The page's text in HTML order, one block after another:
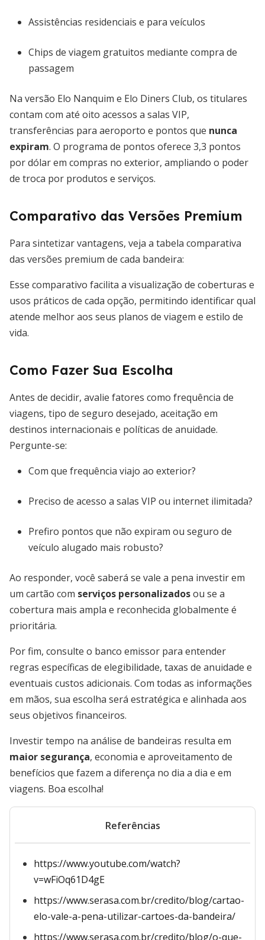
Assistências residenciais e para veículos
Chips de viagem gratuitos mediante compra de
passagem
Na versão Elo Nanquim e Elo Diners Club, os titulares
contam com até oito acessos a salas VIP,
transferências para aeroporto e pontos que nunca
expiram. O programa de pontos oferece 3,3 pontos
por dólar em compras no exterior, ampliando o poder
de troca por produtos e serviços.
Comparativo das Versões Premium
Para sintetizar vantagens, veja a tabela comparativa
das versões premium de cada bandeira:
Esse comparativo facilita a visualização de coberturas e
usos práticos de cada opção, permitindo identificar qual
atende melhor aos seus planos de viagem e estilo de
vida.
Como Fazer Sua Escolha
Antes de decidir, avalie fatores como frequência de
viagens, tipo de seguro desejado, aceitação em
destinos internacionais e políticas de anuidade.
Pergunte-se:
Com que frequência viajo ao exterior?
Preciso de acesso a salas VIP ou internet ilimitada?
Prefiro pontos que não expiram ou seguro de
veículo alugado mais robusto?
Ao responder, você saberá se vale a pena investir em
um cartão com serviços personalizadosou se a
cobertura mais ampla e reconhecida globalmente é
prioritária.
Por fim, consulte o banco emissor para entender
regras específicas de elegibilidade, taxas de anuidade e
eventuais custos adicionais. Com todas as informações
em mãos, sua escolha será estratégica e alinhada aos
seus objetivos financeiros.
Investir tempo na análise de bandeiras resulta em
maior segurança, economia e aproveitamento de
benefícios que fazem a diferença no dia a dia e em
viagens. Boa escolha!
Referências
https://www.youtube.com/watch?
v=wFiOq61D4gE
https://www.serasa.com.br/credito/blog/cartao-
elo-vale-a-pena-utilizar-cartoes-da-bandeira/
https://www.serasa.com.br/credito/blog/o-que-